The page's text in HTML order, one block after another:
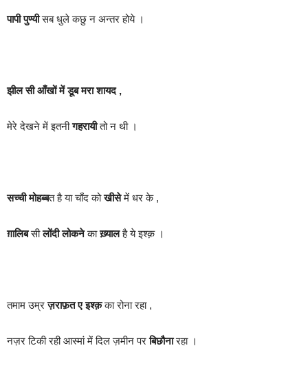
पापी पुण्यीसब धुले कछु न अन्तर होये ।
झील सी आँखों में डूब मरा शायद ,
मेरे देखने में इतनीगहरायीतो न थी ।
सच्ची मोहब्बत है या चाँद कोखीसेमें धर के ,
ग़ालिबसीलोंदी लोकनेकाख़्यालहै ये इश्क़ ।
तमाम उम्रज़राफ़त ए इश्क़का रोना रहा ,
नज़र टिकी रही आस्मां में दिल ज़मीन परबिछौनारहा ।